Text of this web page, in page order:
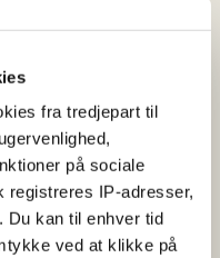
fra tredjepart til
på sociale
registreres IP-adresser,
Du kan til enhver tid
ved at klikke på